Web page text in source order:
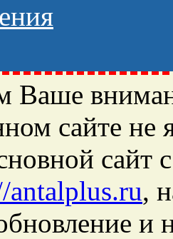
Ваше
сайте не
сайт
antalplus.ru,
и